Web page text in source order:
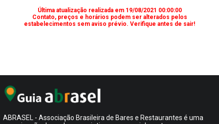
Última atualização realizada em 19/08/2021 00:00:00
Contato, preços e horários podem ser alterados pelos
estabelecimentos sem aviso prévio. Verifique antes de sair!
ABRASEL - Associação Brasileira de Bares e Restaurantes é uma